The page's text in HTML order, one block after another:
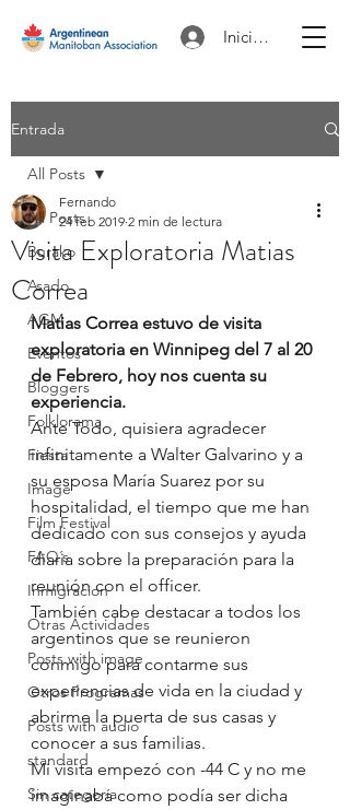
Iniciar sesión
Entrada
All Posts
Burako
Asado
AGM
Eventos
Bloggers
Folklorama
Fiesta
Image
Film Festival
FAQ´s
Inmigracion
Otras Actividades
Posts with image
Otros Programas
Posts with audio
standard
Sin categoría
All Posts
Visita Exploratoria Matias
Correa
Fernando
24 feb 2019 2 min de lectura
Matias Correa estuvo de visita
exploratoria en Winnipeg del 7 al 20
de Febrero, hoy nos cuenta su
experiencia.
Ante Todo, quisiera agradecer
infinitamente a Walter Galvarino y a
su esposa María Suarez por su
hospitalidad, el tiempo que me han
dedicado con sus consejos y ayuda
diaria sobre la preparación para la
reunión con el officer.
También cabe destacar a todos los
argentinos que se reunieron
conmigo para contarme sus
experiencias de vida en la ciudad y
abrirme la puerta de sus casas y
conocer a sus familias.
Mi visita empezó con -44 C y no me
imaginaba como podía ser dicha